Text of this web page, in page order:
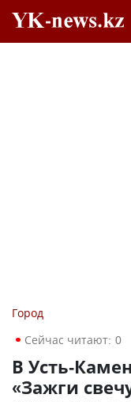
Город
Сейчас читают: 0
В Усть-
«Зажги